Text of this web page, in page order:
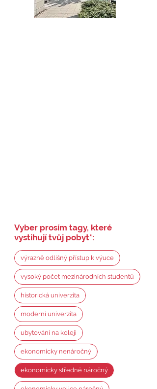
Vyber prosím tagy, které
vystihují tvůj pobyt*:
výrazně odlišný přístup k výuce
vysoký počet mezinárodních studentů
historická univerzita
moderní univerzita
ubytování na koleji
ekonomicky nenáročný
ekonomicky středně náročný